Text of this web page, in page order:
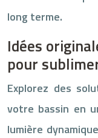
long terme.
Idées
pour
Explorez des
votre bassin en
lumière